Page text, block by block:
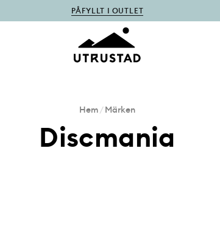
PÅFYLLT I OUTLET
Hem/Märken
Discmania